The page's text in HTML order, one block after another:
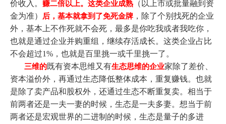
价收入。 赚二倍以上。这类企业成熟 （以上市或批量融到资
金为准）
后，基本就拿到了免死金牌 ，除了个别找死的企业
外，基本上不作死就不会死，最多是你吃我或者我吃你，
也就是通过企业并购重组，继续存活成长。这类企业占比
不会超过1%，也就是百里挑一或千里挑一了。
三维的既有资本思维又有生态思维的企业家除了差价、
资本溢价外，再通过生态降低整体成本，重复赚钱。也就
是除了卖产品和股权外，还通过生态不断重复卖。相当于
前两者还是一夫一妻的时候，生态是一夫多妻。想当于前
两者还是宏观世界的二进制的时候，生态是量子的多进